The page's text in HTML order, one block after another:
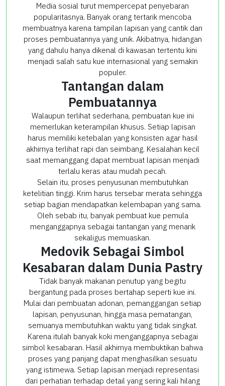
Media sosial turut mempercepat penyebaran
popularitasnya. Banyak orang tertarik mencoba
membuatnya karena tampilan lapisan yang cantik dan
proses pembuatannya yang unik. Akibatnya, hidangan
yang dahulu hanya dikenal di kawasan tertentu kini
menjadi salah satu kue internasional yang semakin
populer.
Tantangan dalam
Pembuatannya
Walaupun terlihat sederhana, pembuatan kue ini
memerlukan keterampilan khusus. Setiap lapisan
harus memiliki ketebalan yang konsisten agar hasil
akhirnya terlihat rapi dan seimbang. Kesalahan kecil
saat memanggang dapat membuat lapisan menjadi
terlalu keras atau mudah pecah.
Selain itu, proses penyusunan membutuhkan
ketelitian tinggi. Krim harus tersebar merata sehingga
setiap bagian mendapatkan kelembapan yang sama.
Oleh sebab itu, banyak pembuat kue pemula
menganggapnya sebagai tantangan yang menarik
sekaligus memuaskan.
Medovik Sebagai Simbol
Kesabaran dalam Dunia Pastry
Tidak banyak makanan penutup yang begitu
bergantung pada proses bertahap seperti kue ini.
Mulai dari pembuatan adonan, pemanggangan setiap
lapisan, penyusunan, hingga masa pematangan,
semuanya membutuhkan waktu yang tidak singkat.
Karena itulah banyak koki menganggapnya sebagai
simbol kesabaran. Hasil akhirnya membuktikan bahwa
proses yang panjang dapat menghasilkan sesuatu
yang istimewa. Setiap lapisan menjadi representasi
dari perhatian terhadap detail yang sering kali hilang